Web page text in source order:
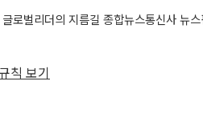
로벌리더의 지름길 종합뉴스통신사
칙 보기